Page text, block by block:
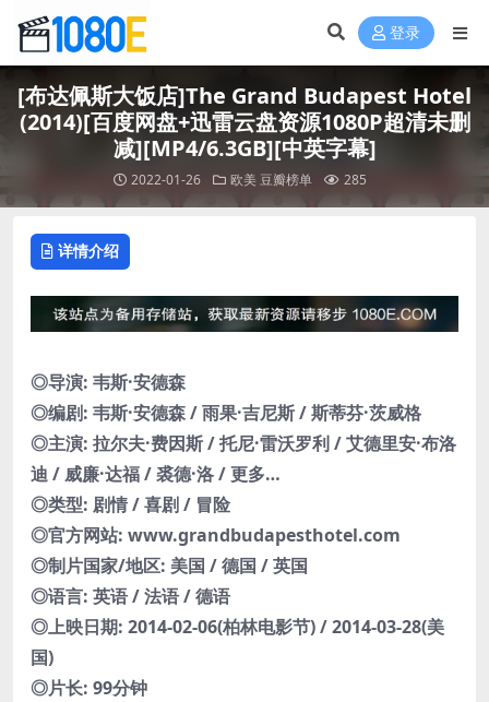
登录
[布达佩斯大饭店]The Grand Budapest Hotel
(2014)[百度网盘+迅雷云盘资源1080P超清未删
减][MP4/6.3GB][中英字幕]
2022-01-26 欧美豆瓣榜单 285
详情介绍
◎导演: 韦斯·安德森
◎编剧: 韦斯·安德森 / 雨果·吉尼斯 / 斯蒂芬·茨威格
◎主演: 拉尔夫·费因斯 / 托尼·雷沃罗利 / 艾德里安·布洛
迪 / 威廉·达福 / 裘德·洛 / 更多…
◎类型: 剧情 / 喜剧 / 冒险
◎官方网站: www.grandbudapesthotel.com
◎制片国家/地区: 美国 / 德国 / 英国
◎语言: 英语 / 法语 / 德语
◎上映日期: 2014-02-06(柏林电影节) / 2014-03-28(美
国)
◎片长: 99分钟